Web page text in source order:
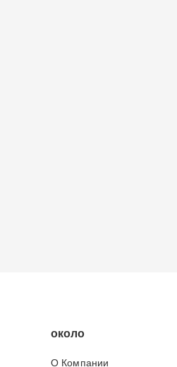
около
О Компании